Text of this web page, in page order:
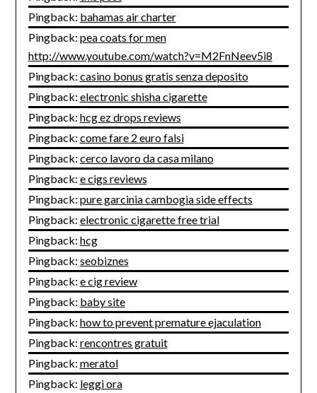
Pingback: bahamas air charter
Pingback: pea coats for men
http://www.youtube.com/watch?v=M2FnNeev5i8
Pingback: casino bonus gratis senza deposito
Pingback: electronic shisha cigarette
Pingback: hcg ez drops reviews
Pingback: come fare 2 euro falsi
Pingback: cerco lavoro da casa milano
Pingback: e cigs reviews
Pingback: pure garcinia cambogia side effects
Pingback: electronic cigarette free trial
Pingback: hcg
Pingback: seobiznes
Pingback: e cig review
Pingback: baby site
Pingback: how to prevent premature ejaculation
Pingback: rencontres gratuit
Pingback: meratol
Pingback: leggi ora